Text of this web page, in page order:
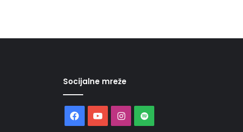
Socijalne mreže
Facebook
YouTubeInstagram
Spotify